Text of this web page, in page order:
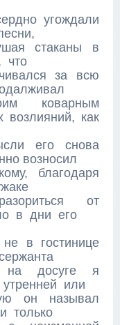
угождали
стаканы в
что
за всю
коварным
возлияний, как
его снова
возносил
благодаря
от
в дни его
в гостинице
на досуге я
или
он называл
только